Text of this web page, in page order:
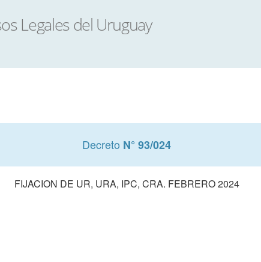
Decreto N° 93/024
FIJACION DE UR, URA, IPC, CRA. FEBRERO 2024